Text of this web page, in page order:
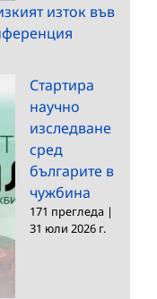
изток във
Стартира
научно
изследване
сред
българите в
чужбина
171 прегледа |
31 юли 2026 г.